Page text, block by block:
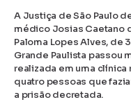
A Justiça de São Paulo
médico Josias Caetano
Paloma Lopes Alves, de
Grande Paulista passou
realizada em uma clínica
quatro pessoas que
a prisão decretada.